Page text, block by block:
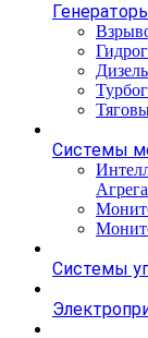
Системы
Системы